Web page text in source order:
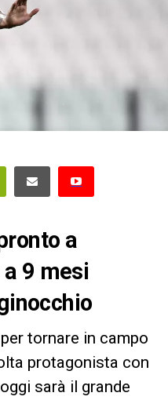
a
9 mesi
tornare in campo
protagonista con
sarà il grande